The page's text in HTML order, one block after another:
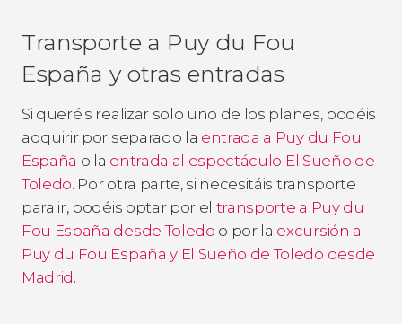
Transporte a Puy du Fou
España y otras entradas
Si queréis realizar solo uno de los planes, podéis
adquirir por separado la entrada a Puy du Fou
España o la entrada al espectáculo El Sueño de
Toledo. Por otra parte, si necesitáis transporte
para ir, podéis optar por el transporte a Puy du
Fou España desde Toledo o por la excursión a
Puy du Fou España y El Sueño de Toledo desde
Madrid.